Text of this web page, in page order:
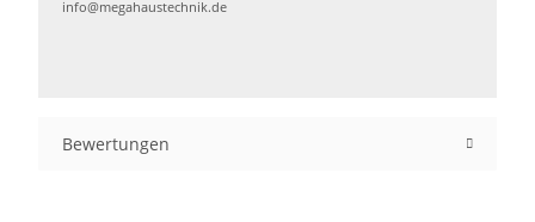
info@megahaustechnik.de
Bewertungen